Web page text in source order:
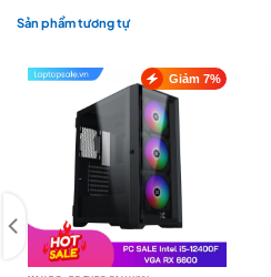
Sản phẩm tương tự
Giảm 7%